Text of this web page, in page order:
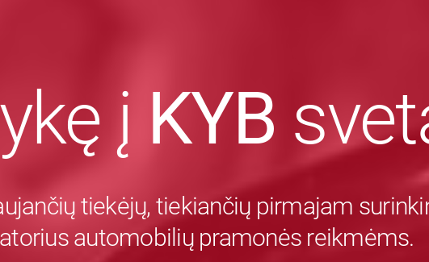
į KYB
tiekėjų, tiekiančių pirmajam
automobilių pramonės reikmėms.